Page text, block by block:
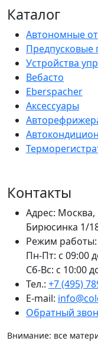
Каталог
Автономные
Предпусковые
Устройства
Вебасто
Eberspacher
Аксессуары
Контакты
Адрес: Москва,
Бирюсинка 1/
Режим работы:
Пн-Пт: с 09:00
Сб-Вс: с 10:00
Тел.: +7 (495)
E-mail:
Обратный
Внимание: все